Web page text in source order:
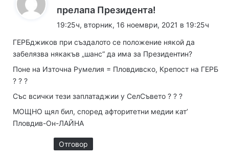
прелапа Президента!
а
:
19:25ч, вторник, 16 ноември, 2021 в 19:25ч
ГЕРБджиков при създалото се положение някой да
забелязва някакъв „шанс“ да има за Президентин?
Поне на Източна Румелия = Пловдивско, Крепост на ГЕРБ
? ? ?
Със всички тези заплатаджии у СелСъвето ? ? ?
МОЩНО щял бил, според афторитетни медии кат’
Пловдив-Он-ЛАЙНА
Отговор